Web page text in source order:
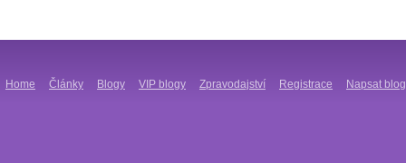
Home Články Blogy VIP blogy Zpravodajství Registrace Napsat blog